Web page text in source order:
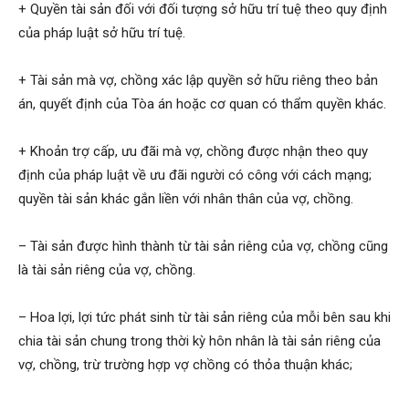
+ Quyền tài sản đối với đối tượng sở hữu trí tuệ theo quy định
của pháp luật sở hữu trí tuệ.
+ Tài sản mà vợ, chồng xác lập quyền sở hữu riêng theo bản
án, quyết định của Tòa án hoặc cơ quan có thẩm quyền khác.
+ Khoản trợ cấp, ưu đãi mà vợ, chồng được nhận theo quy
định của pháp luật về ưu đãi người có công với cách mạng;
quyền tài sản khác gắn liền với nhân thân của vợ, chồng.
– Tài sản được hình thành từ tài sản riêng của vợ, chồng cũng
là tài sản riêng của vợ, chồng.
– Hoa lợi, lợi tức phát sinh từ tài sản riêng của mỗi bên sau khi
chia tài sản chung trong thời kỳ hôn nhân là tài sản riêng của
vợ, chồng, trừ trường hợp vợ chồng có thỏa thuận khác;